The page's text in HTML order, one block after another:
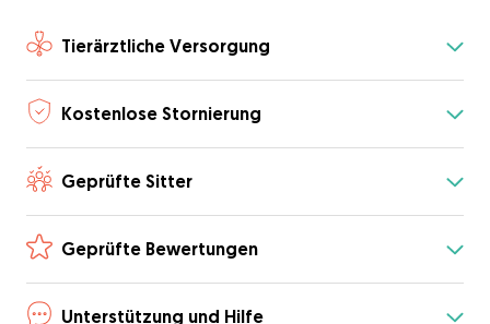
Tierärztliche Versorgung
Kostenlose Stornierung
Geprüfte Sitter
Geprüfte Bewertungen
Unterstützung und Hilfe